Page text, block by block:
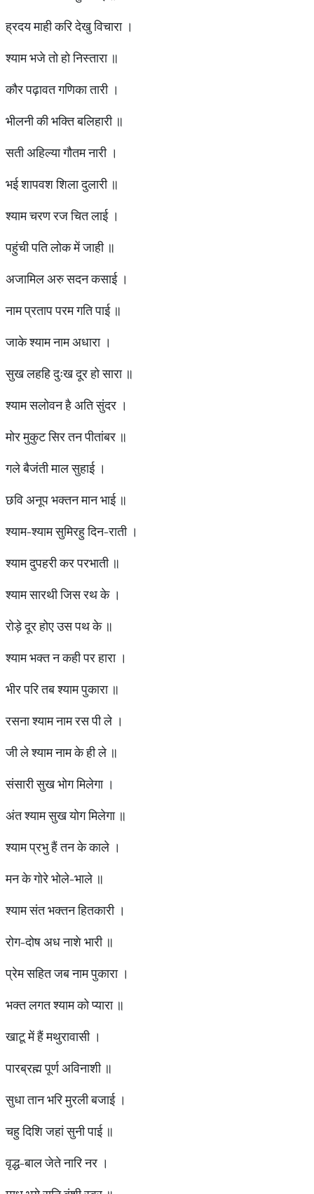
ह्रदय माही करि देखु विचारा ।
श्याम भजे तो हो निस्तारा ॥
कौर पढ़ावत गणिका तारी ।
भीलनी की भक्ति बलिहारी ॥
सती अहिल्या गौतम नारी ।
भई शापवश शिला दुलारी ॥
श्याम चरण रज चित लाई ।
पहुंची पति लोक में जाही ॥
अजामिल अरु सदन कसाई ।
नाम प्रताप परम गति पाई ॥
जाके श्याम नाम अधारा ।
सुख लहहि दुःख दूर हो सारा ॥
श्याम सलोवन है अति सुंदर ।
मोर मुकुट सिर तन पीतांबर ॥
गले बैजंती माल सुहाई ।
छवि अनूप भक्तन मान भाई ॥
श्याम-श्याम सुमिरहु दिन-राती ।
श्याम दुपहरी कर परभाती ॥
श्याम सारथी जिस रथ के ।
रोड़े दूर होए उस पथ के ॥
श्याम भक्त न कही पर हारा ।
भीर परि तब श्याम पुकारा ॥
रसना श्याम नाम रस पी ले ।
जी ले श्याम नाम के ही ले ॥
संसारी सुख भोग मिलेगा ।
अंत श्याम सुख योग मिलेगा ॥
श्याम प्रभु हैं तन के काले ।
मन के गोरे भोले-भाले ॥
श्याम संत भक्तन हितकारी ।
रोग-दोष अध नाशे भारी ॥
प्रेम सहित जब नाम पुकारा ।
भक्त लगत श्याम को प्यारा ॥
खाटू में हैं मथुरावासी ।
पारब्रह्म पूर्ण अविनाशी ॥
सुधा तान भरि मुरली बजाई ।
चहु दिशि जहां सुनी पाई ॥
वृद्ध-बाल जेते नारि नर ।